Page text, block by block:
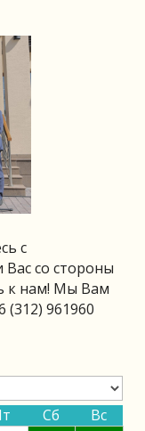
с
со стороны
к нам! Мы Вам
(312) 961960
Сб
Вс